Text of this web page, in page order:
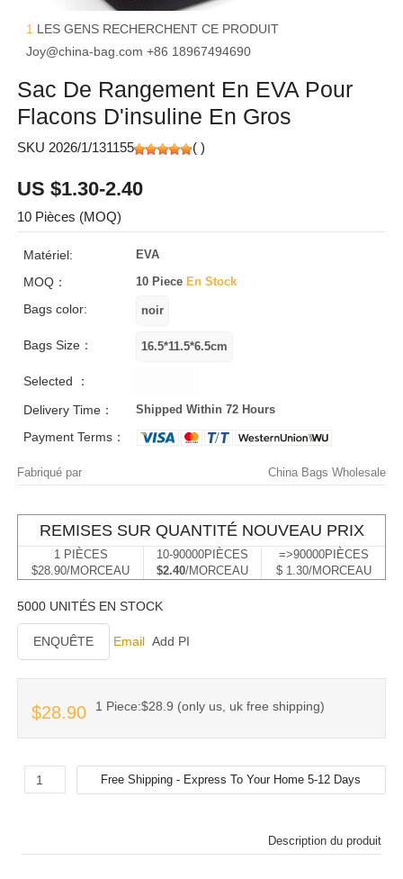
1 LES GENS RECHERCHENT CE PRODUIT
Joy@china-bag.com +86 18967494690
Sac De Rangement En EVA Pour
Flacons D'insuline En Gros
SKU 2026/1/131155 ( )
US $1.30-2.40
10 Pièces (MOQ)
Matériel: EVA
MOQ： 10 Piece En Stock
Bags color:
Bags Size：
Selected ：
Delivery Time：
Shipped Within 72 Hours
Payment Terms：
Fabriqué par China Bags Wholesale
REMISES SUR QUANTITÉ NOUVEAU PRIX
1 PIÈCES
$28.90/MORCEAU
10-90000PIÈCES
$2.40/MORCEAU
=>90000PIÈCES
$ 1.30/MORCEAU
5000 UNITÉS EN STOCK
ENQUÊTE Email Add PI
$28.90 1 Piece:$28.9 (only us, uk free shipping)
Description du produit